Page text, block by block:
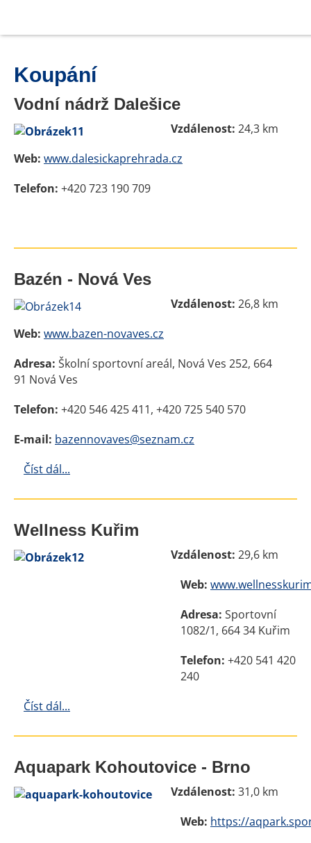
Koupání
Vodní nádrž Dalešice
Vzdálenost: 24,3 km
Web: www.dalesickaprehrada.cz
Telefon: +420 723 190 709
Bazén - Nová Ves
Vzdálenost: 26,8 km
Web: www.bazen-novaves.cz
Adresa: Školní sportovní areál, Nová Ves 252, 664
91 Nová Ves
Telefon: +420 546 425 411, +420 725 540 570
E-mail: bazennovaves@seznam.cz
Číst dál...
Wellness Kuřim
Vzdálenost: 29,6 km
Web:
Adresa: Sportovní
1082/1, 664 34 Kuřim
Telefon: +420 541 420
240
Číst dál...
Aquapark Kohoutovice - Brno
Vzdálenost: 31,0 km
Web: https://